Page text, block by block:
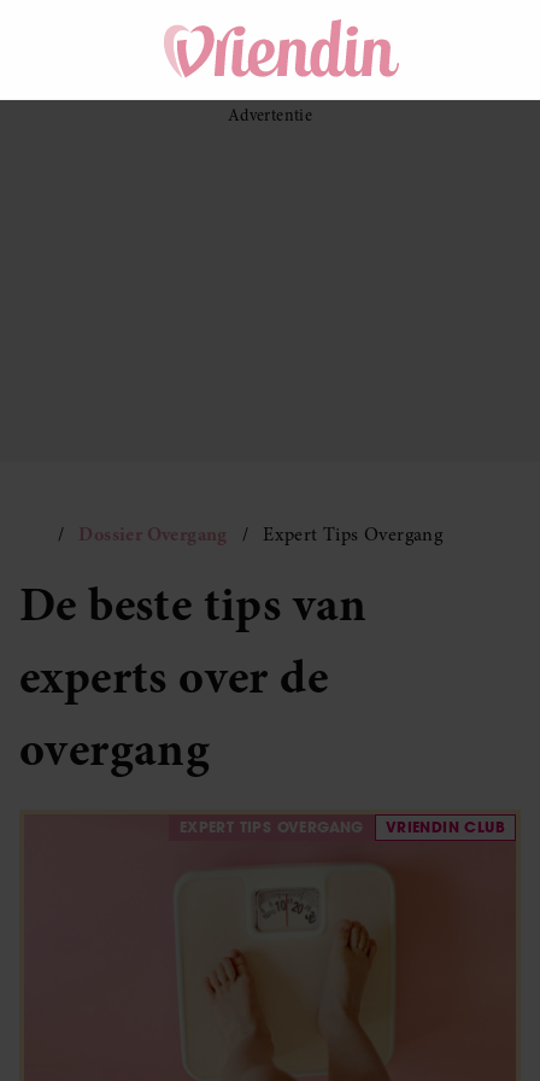
Dossier Overgang Expert Tips Overgang
De beste tips van
experts over de
overgang
EXPERT TIPS OVERGANG VRIENDIN CLUB